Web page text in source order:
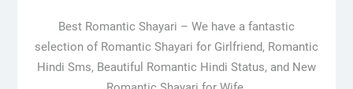
Best Romantic Shayari – We have a fantastic
selection of Romantic Shayari for Girlfriend, Romantic
Hindi Sms, Beautiful Romantic Hindi Status, and New